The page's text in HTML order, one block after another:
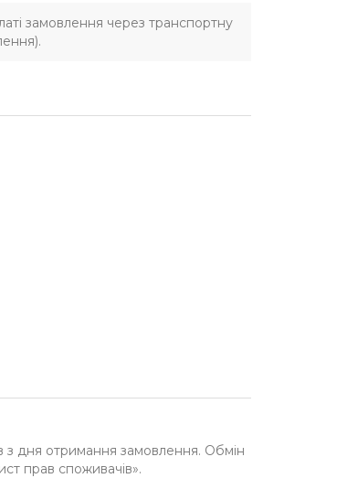
замовлення через транспортну
з дня отримання замовлення. Обмін
прав споживачів».